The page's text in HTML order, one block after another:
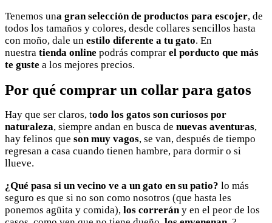
Tenemos una gran selección de productos para escojer, de
todos los tamaños y colores, desde collares sencillos hasta
con moño, dale un estilo diferente a tu gato. En
nuestra tienda online podrás comprar el porducto que más
te guste a los mejores precios.
Por qué comprar un collar para gatos
Hay que ser claros, todo los gatos son curiosos por
naturaleza, siempre andan en busca de nuevas aventuras,
hay felinos que son muy vagos, se van, después de tiempo
regresan a casa cuando tienen hambre, para dormir o si
llueve.
¿Qué pasa si un vecino ve a un gato en su patio? lo más
seguro es que si no son como nosotros (que hasta les
ponemos agüita y comida), los correrány en el peor de los